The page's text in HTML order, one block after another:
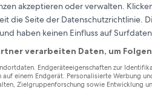
akzeptieren oder verwalten.
die Seite der Datenschutzrichtlinie.
haben keinen Einfluss auf
verarbeiten Daten, um
Endgeräteeigenschaften zur
einem Endgerät. Personalisierte Werbung
Zielgruppenforschung sowie Entwicklung